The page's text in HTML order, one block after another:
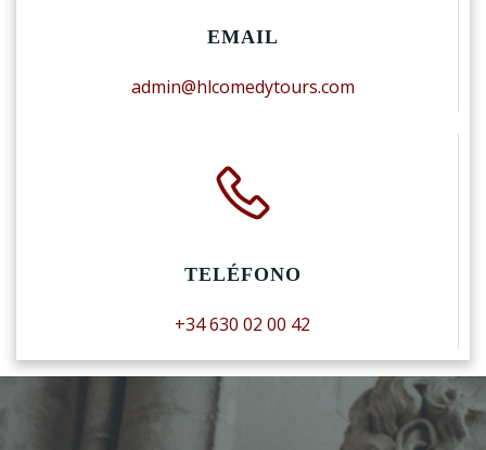
EMAIL
admin@hlcomedytours.com
TELÉFONO
+34 630 02 00 42